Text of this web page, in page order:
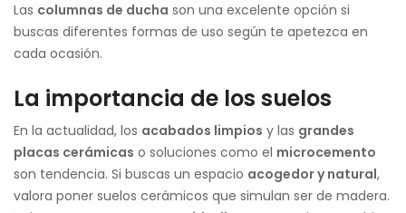
Las columnas de ducha son una excelente opción si
buscas diferentes formas de uso según te apetezca en
cada ocasión.
La importancia de los suelos
En la actualidad, los acabados limpios y las grandes
placas cerámicas o soluciones como el microcemento
son tendencia. Si buscas un espacio acogedor y natural,
valora poner suelos cerámicos que simulan ser de madera.